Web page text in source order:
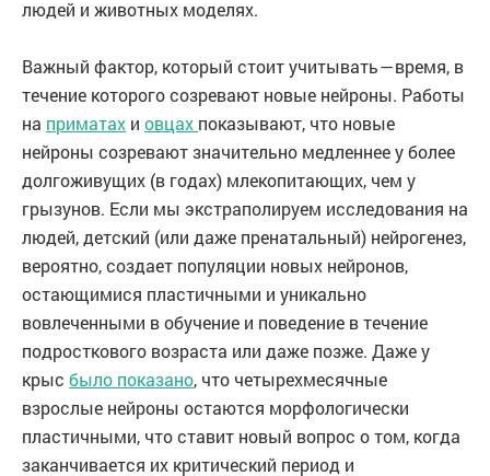
людей и животных моделях.
Важный фактор, который стоит учитывать — время, в
течение которого созревают новые нейроны. Работы
на приматах и овцах показывают, что новые
нейроны созревают значительно медленнее у более
долгоживущих (в годах) млекопитающих, чем у
грызунов. Если мы экстраполируем исследования на
людей, детский (или даже пренатальный) нейрогенез,
вероятно, создает популяции новых нейронов,
остающимися пластичными и уникально
вовлеченными в обучение и поведение в течение
подросткового возраста или даже позже. Даже у
крыс было показано, что четырехмесячные
взрослые нейроны остаются морфологически
пластичными, что ставит новый вопрос о том, когда
заканчивается их критический период и